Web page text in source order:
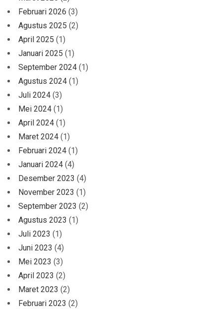
Februari 2026 (3)
Agustus 2025 (2)
April 2025 (1)
Januari 2025 (1)
September 2024 (1)
Agustus 2024 (1)
Juli 2024 (3)
Mei 2024 (1)
April 2024 (1)
Maret 2024 (1)
Februari 2024 (1)
Januari 2024 (4)
Desember 2023 (4)
November 2023 (1)
September 2023 (2)
Agustus 2023 (1)
Juli 2023 (1)
Juni 2023 (4)
Mei 2023 (3)
April 2023 (2)
Maret 2023 (2)
Februari 2023 (2)